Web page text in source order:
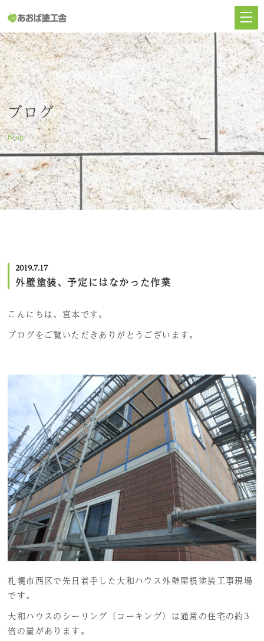
ブログ
Blog
2019.7.17
外壁塗装、予定にはなかった作業
こんにちは、宮本です。
ブログをご覧いただきありがとうございます。
札幌市西区で先日着手した大和ハウス外壁屋根塗装工事現場
です。
大和ハウスのシーリング（コーキング）は通常の住宅の約3
倍の量があります。